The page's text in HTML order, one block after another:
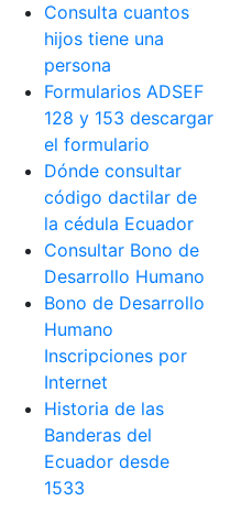
Consulta cuantos
hijos tiene una
persona
Formularios ADSEF
128 y 153 descargar
el formulario
Dónde consultar
código dactilar de
la cédula Ecuador
Consultar Bono de
Desarrollo Humano
Bono de Desarrollo
Humano
Inscripciones por
Internet
Historia de las
Banderas del
Ecuador desde
1533